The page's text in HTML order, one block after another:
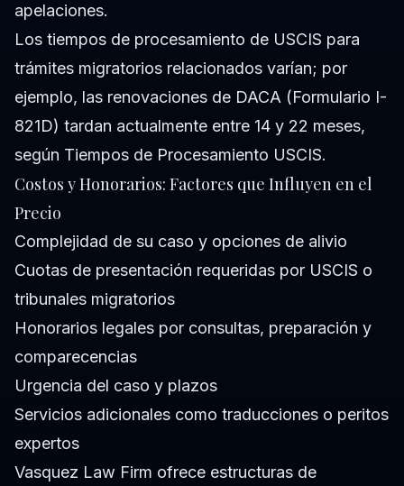
apelaciones.
Los tiempos de procesamiento de USCIS para
trámites migratorios relacionados varían; por
ejemplo, las renovaciones de DACA (Formulario I-
821D) tardan actualmente entre 14 y 22 meses,
según Tiempos de Procesamiento USCIS.
Costos y Honorarios: Factores que Influyen en el
Precio
Complejidad de su caso y opciones de alivio
Cuotas de presentación requeridas por USCIS o
tribunales migratorios
Honorarios legales por consultas, preparación y
comparecencias
Urgencia del caso y plazos
Servicios adicionales como traducciones o peritos
expertos
Vasquez Law Firm ofrece estructuras de